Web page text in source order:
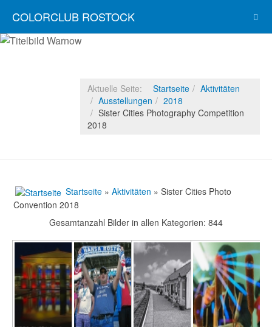
COLORCLUB ROSTOCK
Aktuelle Seite: Startseite
Aktivitäten
Ausstellungen
2018
Sister Cities Photography Competition
2018
Startseite » Aktivitäten » Sister Cities Photo
Convention 2018
Gesamtanzahl Bilder in allen Kategorien: 844